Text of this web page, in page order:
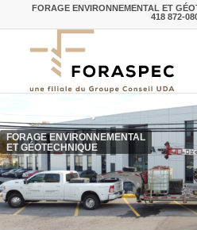
FORAGE ENVIRONNEMENTAL ET
418 872-
FORAGE ENVIRONNEMENTAL
ET GÉOTECHNIQUE